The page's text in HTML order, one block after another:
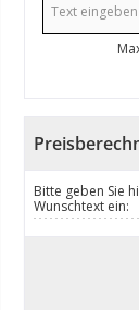
Bitte geben Sie
Wunschtext ein: